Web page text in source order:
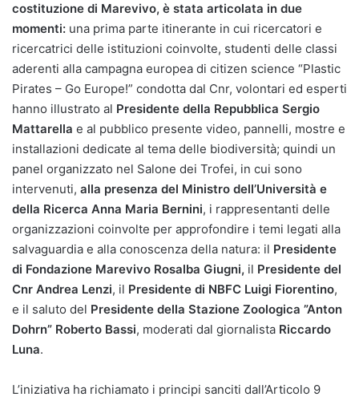
costituzione di Marevivo, è stata articolata in due
momenti: una prima parte itinerante in cui ricercatori e
ricercatrici delle istituzioni coinvolte, studenti delle classi
aderenti alla campagna europea di citizen science “Plastic
Pirates – Go Europe!” condotta dal Cnr, volontari ed esperti
hanno illustrato al Presidente della Repubblica Sergio
Mattarella e al pubblico presente video, pannelli, mostre e
installazioni dedicate al tema delle biodiversità; quindi un
panel organizzato nel Salone dei Trofei, in cui sono
intervenuti, alla presenza del Ministro dell’Università e
della Ricerca Anna Maria Bernini, i rappresentanti delle
organizzazioni coinvolte per approfondire i temi legati alla
salvaguardia e alla conoscenza della natura: il Presidente
di Fondazione Marevivo Rosalba Giugni, il Presidente del
Cnr Andrea Lenzi, il Presidente di NBFC Luigi Fiorentino,
e il saluto del Presidente della Stazione Zoologica ”Anton
Dohrn” Roberto Bassi, moderati dal giornalista Riccardo
Luna.
L’iniziativa ha richiamato i principi sanciti dall’Articolo 9